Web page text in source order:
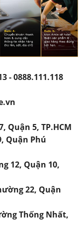
- 0888.111.118
Quận 5, TP.HCM
Quận Phú
12, Quận 10,
22, Quận
Thống Nhất,